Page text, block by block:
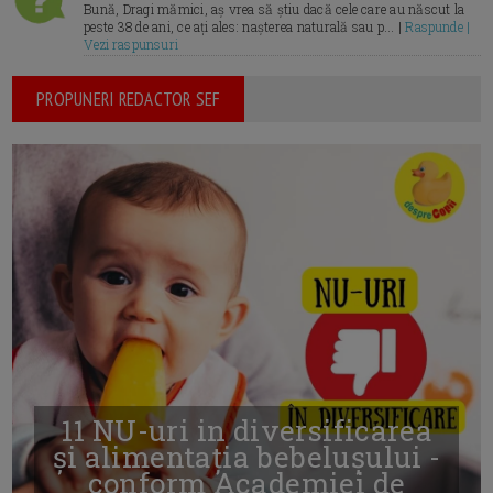
Bună, Dragi mămici, aș vrea să știu dacă cele care au născut la
peste 38 de ani, ce ați ales: nașterea naturală sau p... |Raspunde |
Vezi raspunsuri
PROPUNERI REDACTOR SEF
11 NU-uri in diversificarea
și alimentația bebelușului -
conform Academiei de